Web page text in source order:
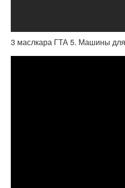
3 маслкара ГТА 5. Машины для